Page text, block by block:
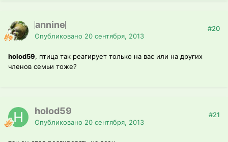
annine
Опубликовано 20 сентября, 2013
#20
holod59, птица так реагирует только на вас или на других
членов семьи тоже?
holod59
Опубликовано 20 сентября, 2013
#21